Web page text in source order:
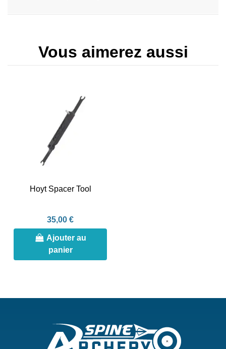
Vous aimerez aussi
Hoyt Spacer Tool
35,00 €
Ajouter au
panier